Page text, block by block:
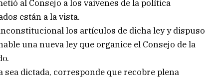
al Consejo a los vaivenes de la política
están a la vista.
los artículos de dicha ley y dispuso
una nueva ley que organice el Consejo de la
dictada, corresponde que recobre plena